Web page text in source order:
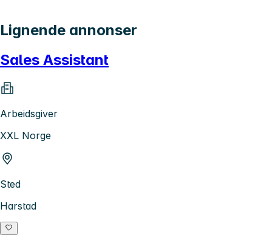
Lignende annonser
Sales Assistant
Arbeidsgiver
XXL Norge
Sted
Harstad